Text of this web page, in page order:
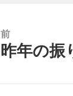
前
前
昨年の振